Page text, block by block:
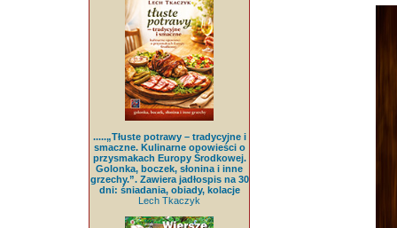
.....„Tłuste potrawy – tradycyjne i
smaczne. Kulinarne opowieści o
przysmakach Europy Środkowej.
Golonka, boczek, słonina i inne
grzechy.”. Zawiera jadłospis na 30
dni: śniadania, obiady, kolacje
Lech Tkaczyk